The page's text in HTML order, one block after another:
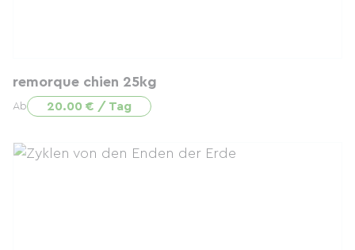
remorque chien 25kg
Ab 20.00 € / Tag